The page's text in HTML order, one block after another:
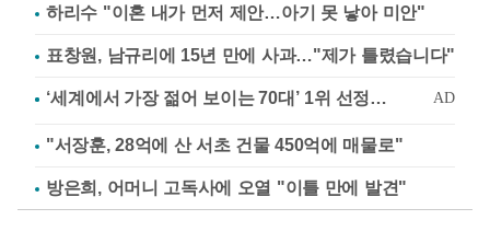
하리수 "이혼 내가 먼저 제안…아기 못 낳아 미안"
표창원, 남규리에 15년 만에 사과…"제가 틀렸습니다"
"서장훈, 28억에 산 서초 건물 450억에 매물로"
방은희, 어머니 고독사에 오열 "이틀 만에 발견"